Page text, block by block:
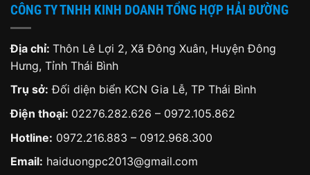
CÔNG TY TNHH KINH DOANH TỔNG HỢP HẢI ĐƯỜNG
Địa chỉ: Thôn Lê Lợi 2, Xã Đông Xuân, Huyện Đông
Hưng, Tỉnh Thái Bình
Trụ sở: Đối diện biển KCN Gia Lễ, TP Thái Bình
Điện thoại: 02276.282.626 – 0972.105.862
Hotline: 0972.216.883 – 0912.968.300
Email: haiduongpc2013@gmail.com